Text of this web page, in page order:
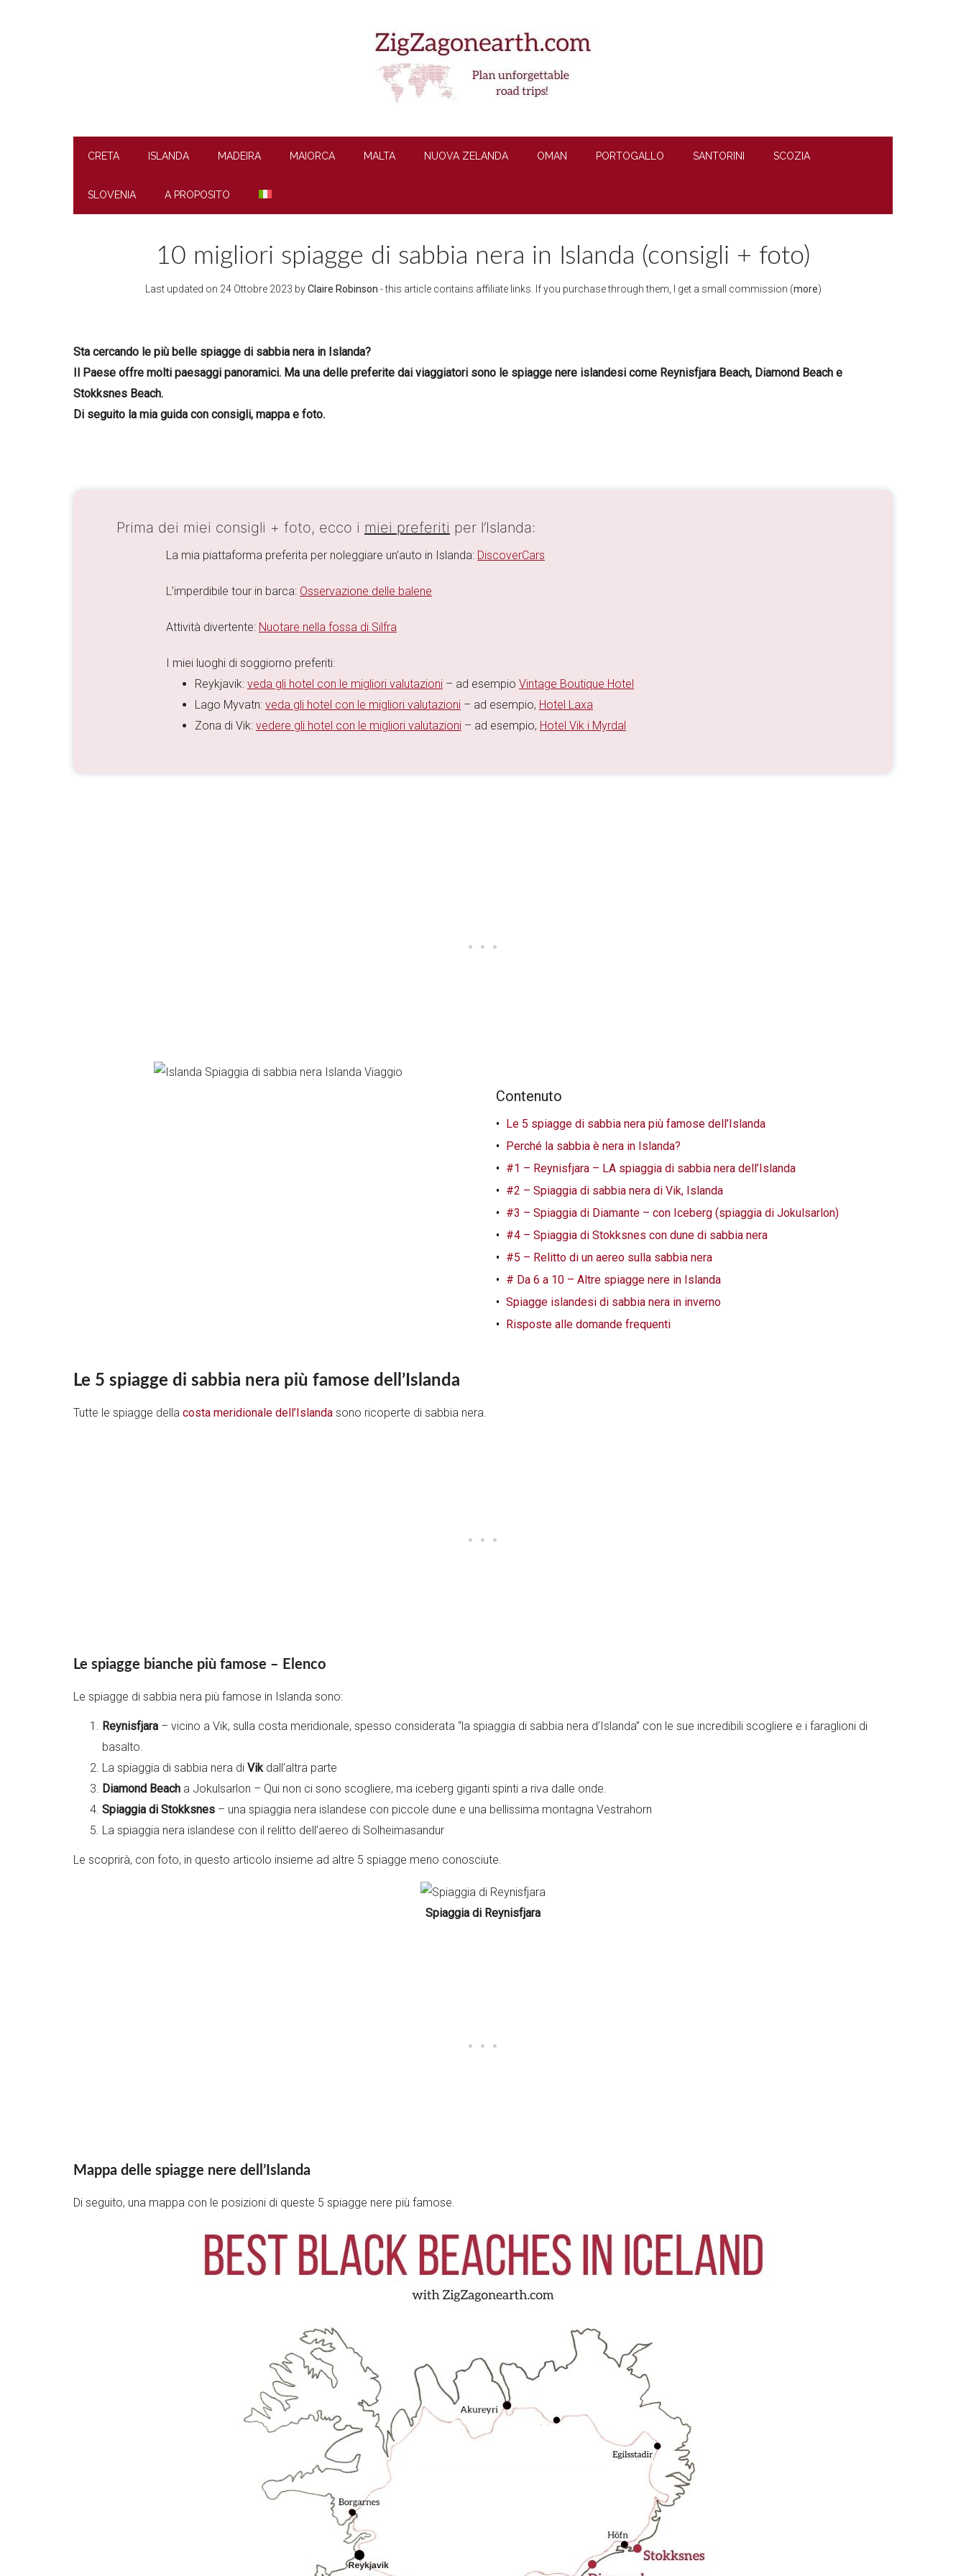
CRETA ISLANDA MADEIRA MAIORCA MALTA NUOVA ZELANDA OMAN PORTOGALLO SANTORINI SCOZIA
SLOVENIA A PROPOSITO
10 migliori spiagge di sabbia nera in Islanda (consigli + foto)
Last updated on 24 Ottobre 2023 byClaire Robinson - this article contains affiliate links. If you purchase through them, I get a small commission (more)
Sta cercando le più belle spiagge di sabbia nera in Islanda?
Il Paese offre molti paesaggi panoramici. Ma una delle preferite dai viaggiatori sono le spiagge nere islandesi come Reynisfjara Beach, Diamond Beach e
Stokksnes Beach.
Di seguito la mia guida con consigli, mappa e foto.
Prima dei miei consigli + foto, ecco i miei preferiti per l’Islanda:
La mia piattaforma preferita per noleggiare un’auto in Islanda: DiscoverCars
L’imperdibile tour in barca: Osservazione delle balene
Attività divertente: Nuotare nella fossa di Silfra
I miei luoghi di soggiorno preferiti:
Reykjavik: veda gli hotel con le migliori valutazioni – ad esempio Vintage Boutique Hotel
Lago Myvatn: veda gli hotel con le migliori valutazioni – ad esempio, Hotel Laxa
Zona di Vik: vedere gli hotel con le migliori valutazioni – ad esempio, Hotel Vik i Myrdal
Contenuto
Le 5 spiagge di sabbia nera più famose dell’Islanda
Perché la sabbia è nera in Islanda?
#1 – Reynisfjara – LA spiaggia di sabbia nera dell’Islanda
#2 – Spiaggia di sabbia nera di Vik, Islanda
#3 – Spiaggia di Diamante – con Iceberg (spiaggia di Jokulsarlon)
#4 – Spiaggia di Stokksnes con dune di sabbia nera
#5 – Relitto di un aereo sulla sabbia nera
# Da 6 a 10 – Altre spiagge nere in Islanda
Spiagge islandesi di sabbia nera in inverno
Risposte alle domande frequenti
Le 5 spiagge di sabbia nera più famose dell’Islanda
Tutte le spiagge della costa meridionale dell’Islanda sono ricoperte di sabbia nera.
Le spiagge bianche più famose – Elenco
Le spiagge di sabbia nera più famose in Islanda sono:
Reynisfjara – vicino a Vik, sulla costa meridionale, spesso considerata “la spiaggia di sabbia nera d’Islanda” con le sue incredibili scogliere e i faraglioni di
basalto.
La spiaggia di sabbia nera di Vikdall’altra parte
Diamond Beach a Jokulsarlon – Qui non ci sono scogliere, ma iceberg giganti spinti a riva dalle onde.
Spiaggia di Stokksnes – una spiaggia nera islandese con piccole dune e una bellissima montagna Vestrahorn
La spiaggia nera islandese con il relitto dell’aereo di Solheimasandur
Le scoprirà, con foto, in questo articolo insieme ad altre 5 spiagge meno conosciute.
Spiaggia di Reynisfjara
Mappa delle spiagge nere dell’Islanda
Di seguito, una mappa con le posizioni di queste 5 spiagge nere più famose.